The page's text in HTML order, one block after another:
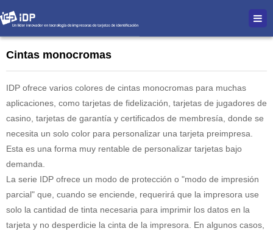
Cintas monocromas
IDP ofrece varios colores de cintas monocromas para muchas
aplicaciones, como tarjetas de fidelización, tarjetas de jugadores de
casino, tarjetas de garantía y certificados de membresía, donde se
necesita un solo color para personalizar una tarjeta preimpresa.
Esta es una forma muy rentable de personalizar tarjetas bajo
demanda.
La serie IDP ofrece un modo de protección o "modo de impresión
parcial" que, cuando se enciende, requerirá que la impresora use
solo la cantidad de tinta necesaria para imprimir los datos en la
tarjeta y no desperdicie la cinta de la impresora. En algunos casos,